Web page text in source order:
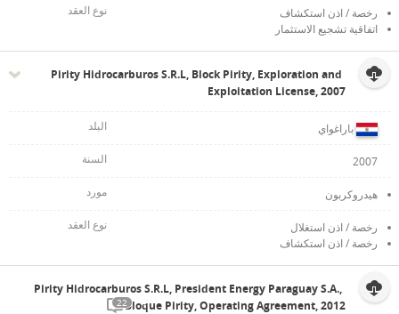
رخصة / اذن استكشاف
اتفاقية تشجيع الاستثمار
Pirity Hidrocarburos S.R.L, Block Pirity, Exploration and
Exploitation License, 2007
باراغواي
2007
هيدروكربون
رخصة / اذن استغلال
رخصة / اذن استكشاف
Pirity Hidrocarburos S.R.L, President Energy Paraguay S.A.,
Bloque Pirity, Operating Agreement, 2012
22